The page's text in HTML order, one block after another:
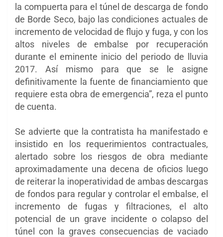
la compuerta para el túnel de descarga de fondo
de Borde Seco, bajo las condiciones actuales de
incremento de velocidad de flujo y fuga, y con los
altos niveles de embalse por recuperación
durante el eminente inicio del periodo de lluvia
2017. Así mismo para que se le asigne
definitivamente la fuente de financiamiento que
requiere esta obra de emergencia”, reza el punto
de cuenta.
Se advierte que la contratista ha manifestado e
insistido en los requerimientos contractuales,
alertado sobre los riesgos de obra mediante
aproximadamente una decena de oficios luego
de reiterar la inoperatividad de ambas descargas
de fondos para regular y controlar el embalse, el
incremento de fugas y filtraciones, el alto
potencial de un grave incidente o colapso del
túnel con la graves consecuencias de vaciado